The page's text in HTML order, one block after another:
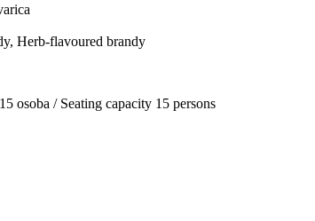
Herb-flavoured brandy
osoba / Seating capacity 15 persons